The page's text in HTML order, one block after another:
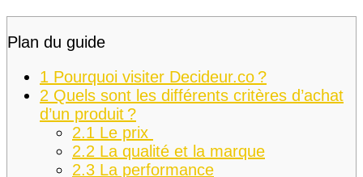
Plan du guide
1 Pourquoi visiter Decideur.co ?
2 Quels sont les différents critères d’achat
d’un produit ?
2.1 Le prix
2.2 La qualité et la marque
2.3 La performance